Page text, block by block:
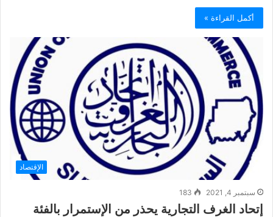
أكمل القراءة »
الإقتصاد
سبتمبر 4, 2021 183
إتحاد الغرف التجارية يحذر من الإستمرار بالفئة